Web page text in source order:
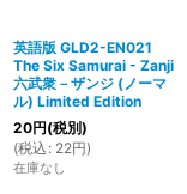
英語版 GLD2-EN021
The Six Samurai - Zanji
六武衆－ザンジ (ノーマ
ル) Limited Edition
20円(税別)
(税込 : 22円)
在庫なし